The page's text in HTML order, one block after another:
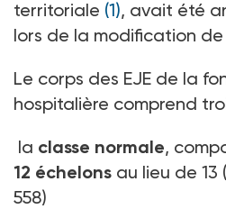
territoriale (1), avait été
lors de la modification
Le corps des EJE de la
hospitalière comprend
la classe normale,
12 échelons au lieu de 13
558)